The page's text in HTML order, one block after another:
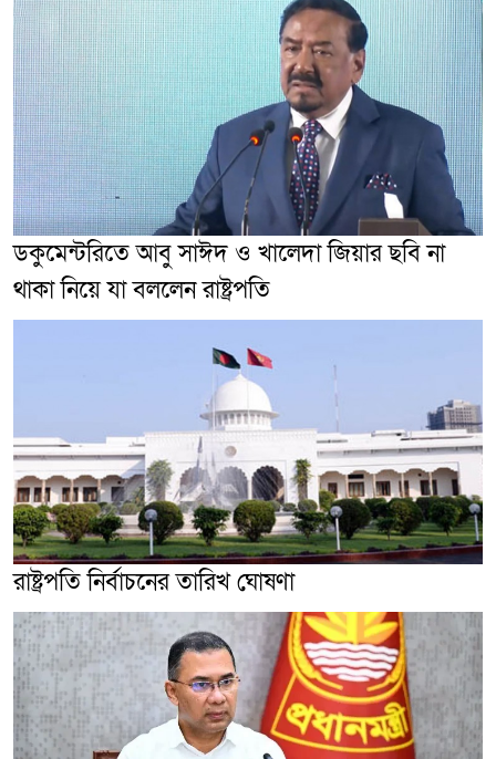
ডকুমেন্টরিতে আবু সাঈদ ও খালেদা জিয়ার ছবি না
থাকা নিয়ে যা বললেন রাষ্ট্রপতি
রাষ্ট্রপতি নির্বাচনের তারিখ ঘোষণা